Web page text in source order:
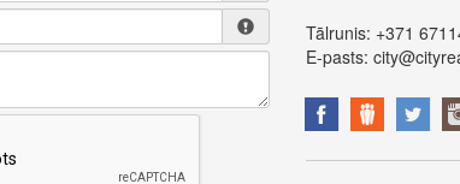
Tālrunis: +371
E-pasts: